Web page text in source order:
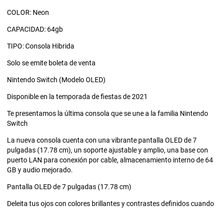
COLOR: Neon
CAPACIDAD: 64gb
TIPO: Consola Hibrida
Solo se emite boleta de venta
Nintendo Switch (Modelo OLED)
Disponible en la temporada de fiestas de 2021
Te presentamos la última consola que se une a la familia Nintendo
Switch
La nueva consola cuenta con una vibrante pantalla OLED de 7
pulgadas (17.78 cm), un soporte ajustable y amplio, una base con
puerto LAN para conexión por cable, almacenamiento interno de 64
GB y audio mejorado.
Pantalla OLED de 7 pulgadas (17.78 cm)
Deleita tus ojos con colores brillantes y contrastes definidos cuando